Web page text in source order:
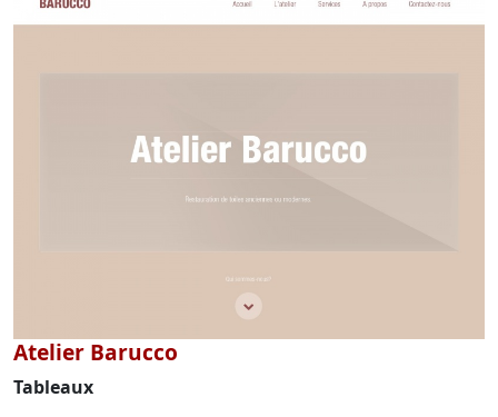
Atelier Barucco
Tableaux